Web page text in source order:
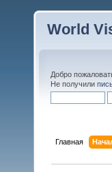
World
Добро
Не получили
Главная